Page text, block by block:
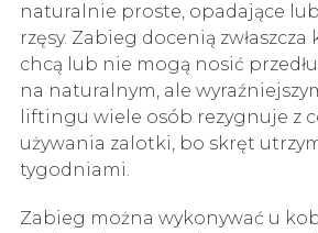
naturalnie proste, opadające
rzęsy. Zabieg docenią
chcą lub nie mogą nosić
na naturalnym, ale
liftingu wiele osób rezygnuje z
używania zalotki, bo skręt
tygodniami.
Zabieg można wykonywać u